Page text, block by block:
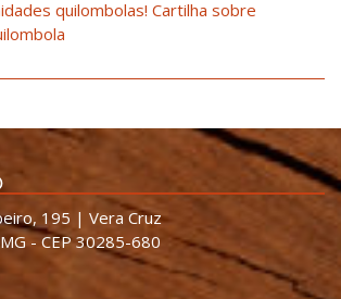
quilombolas! Cartilha sobre
195 | Vera Cruz
- CEP 30285-680